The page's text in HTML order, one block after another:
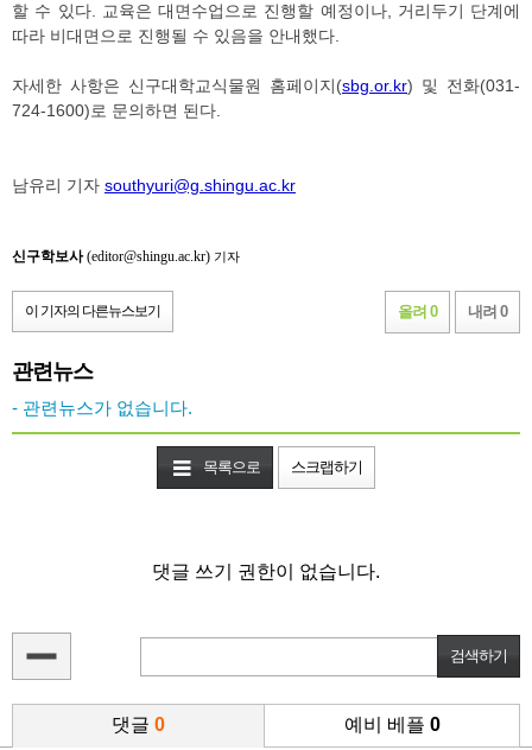
할 수 있다. 교육은 대면수업으로 진행할 예정이나, 거리두기 단계에
따라 비대면으로 진행될 수 있음을 안내했다.
자세한 사항은 신구대학교식물원 홈페이지(sbg.or.kr) 및 전화(031-
724-1600)로 문의하면 된다.
남유리 기자 southyuri@g.shingu.ac.kr
신구학보사(editor@shingu.ac.kr) 기자
이 기자의 다른뉴스보기 올려 0 내려 0
관련뉴스
- 관련뉴스가 없습니다.
목록으로 스크랩하기
댓글 쓰기 권한이 없습니다.
댓글 0 예비 베플 0